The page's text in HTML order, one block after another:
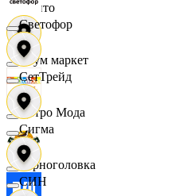
Фрито
Хоум маркет
Цетро Мода
Черноголовка
Светофор
СетТрейд
Сигма
СИН